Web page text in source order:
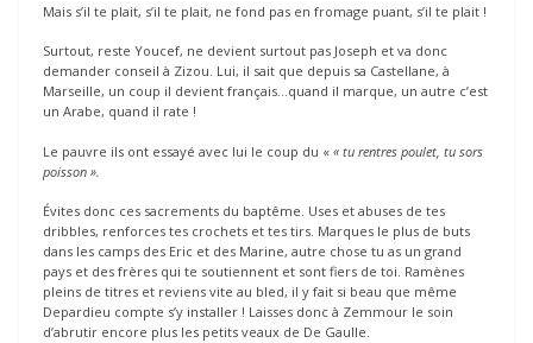
Mais s’il te plait, s’il te plait, ne fond pas en fromage puant, s’il te plait !
Surtout, reste Youcef, ne devient surtout pas Joseph et va donc
demander conseil à Zizou. Lui, il sait que depuis sa Castellane, à
Marseille, un coup il devient français…quand il marque, un autre c’est
un Arabe, quand il rate !
Le pauvre ils ont essayé avec lui le coup du « « tu rentres poulet, tu sors
poisson ».
Évites donc ces sacrements du baptême. Uses et abuses de tes
dribbles, renforces tes crochets et tes tirs. Marques le plus de buts
dans les camps des Eric et des Marine, autre chose tu as un grand
pays et des frères qui te soutiennent et sont fiers de toi. Ramènes
pleins de titres et reviens vite au bled, il y fait si beau que même
Depardieu compte s’y installer ! Laisses donc à Zemmour le soin
d’abrutir encore plus les petits veaux de De Gaulle.